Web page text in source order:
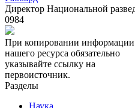
Директор Национальной
0984
При копировании информации
нашего ресурса обязательно
указывайте ссылку на
первоисточник.
Разделы
Наука